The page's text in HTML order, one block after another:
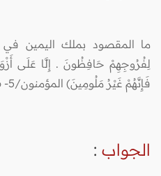
ما المقصود بملك اليمين في
لِفُرُوجِهِمْ حَافِظُونَ . إِلَّا عَلَى
فَإِنَّهُمْ غَيْرُ مَلُومِينَ) المؤمنون/5- 6.
الجواب :